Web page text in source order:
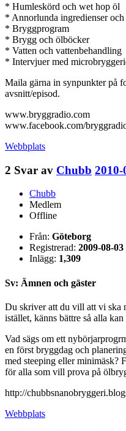
* Humleskörd och wet hop öl
* Annorlunda ingredienser
* Bryggprogram
* Brygg och ölböcker
* Vatten och vattenbehandling
* Intervjuer med
Maila gärna in synpunkter på
avsnitt/episod.
www.bryggradio.com
www.facebook.com/
Webbplats
2 Svar av Chubb 2010-
Chubb
Medlem
Offline
Från: Göteborg
Registrerad: 2009-08-03
Inlägg: 1,309
Sv: Ämnen och gäster
Du skriver att du vill att vi ska
istället, känns bättre så alla kan
Vad sägs om ett
en först bryggdag och
med steeping eller minimäsk?
för alla som vill prova på
http://
Webbplats